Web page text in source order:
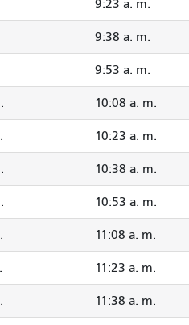
9:23 a. m.
9:38 a. m.
9:53 a. m.
10:08 a. m.
10:23 a. m.
10:38 a. m.
10:53 a. m.
11:08 a. m.
11:23 a. m.
11:38 a. m.